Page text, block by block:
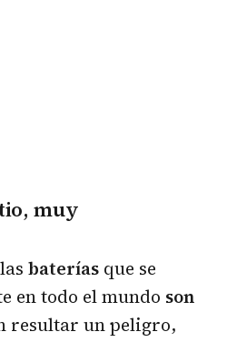
muy
baterías que se
en todo el mundo son
resultar un peligro,